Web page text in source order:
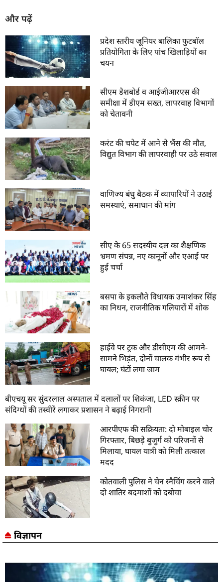
और पढ़ें
प्रदेश स्तरीय जूनियर बालिका फुटबॉल
प्रतियोगिता के लिए पांच खिलाड़ियों का
चयन
सीएम डैशबोर्ड व आईजीआरएस की
समीक्षा में डीएम सख्त, लापरवाह विभागों
को चेतावनी
करंट की चपेट में आने से भैंस की मौत,
विद्युत विभाग की लापरवाही पर उठे सवाल
वाणिज्य बंधु बैठक में व्यापारियों ने उठाई
समस्याएं, समाधान की मांग
सीए के 65 सदस्यीय दल का शैक्षणिक
भ्रमण संपन्न, नए कानूनों और एआई पर
हुई चर्चा
बसपा के इकलौते विधायक उमाशंकर सिंह
का निधन, राजनीतिक गलियारों में शोक
हाईवे पर ट्रक और डीसीएम की आमने-
सामने भिड़ंत, दोनों चालक गंभीर रूप से
घायल; घंटों लगा जाम
बीएचयू सर सुंदरलाल अस्पताल में दलालों पर शिकंजा, LED स्क्रीन पर
संदिग्धों की तस्वीरें लगाकर प्रशासन ने बढ़ाई निगरानी
आरपीएफ की सक्रियता: दो मोबाइल चोर
गिरफ्तार, बिछड़े बुजुर्ग को परिजनों से
मिलाया, घायल यात्री को मिली तत्काल
मदद
कोतवाली पुलिस ने चेन स्नैचिंग करने वाले
दो शातिर बदमाशों को दबोचा
विज्ञापन